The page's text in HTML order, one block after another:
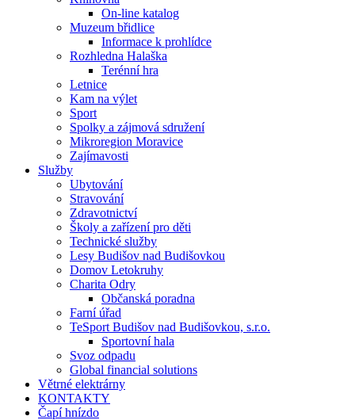
On-line katalog
Muzeum břidlice
Informace k prohlídce
Rozhledna Halaška
Terénní hra
Letnice
Kam na výlet
Sport
Spolky a zájmová sdružení
Mikroregion Moravice
Zajímavosti
Služby
Ubytování
Stravování
Zdravotnictví
Školy a zařízení pro děti
Technické služby
Lesy Budišov nad Budišovkou
Domov Letokruhy
Charita Odry
Občanská poradna
Farní úřad
TeSport Budišov nad Budišovkou, s.r.o.
Sportovní hala
Svoz odpadu
Global financial solutions
Větrné elektrárny
KONTAKTY
Čapí hnízdo